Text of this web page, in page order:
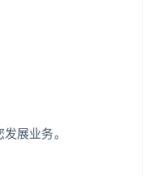
展业务。